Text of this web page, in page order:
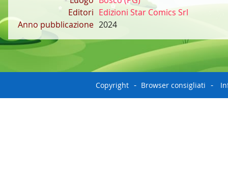
Editori Edizioni Star Comics Srl
Anno pubblicazione 2024
Copyright Browser consigliati